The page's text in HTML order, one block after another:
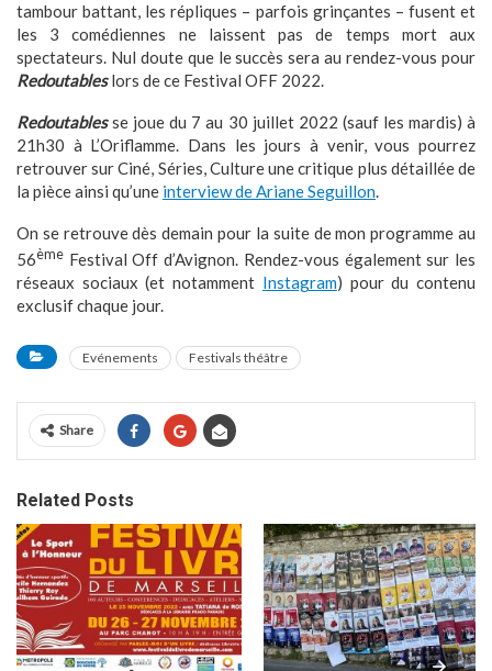
tambour battant, les répliques – parfois grinçantes – fusent et
les 3 comédiennes ne laissent pas de temps mort aux
spectateurs. Nul doute que le succès sera au rendez-vous pour
Redoutableslors de ce Festival OFF 2022.
Redoutablesse joue du 7 au 30 juillet 2022 (sauf les mardis) à
21h30 à L’Oriflamme. Dans les jours à venir, vous pourrez
retrouver sur Ciné, Séries, Culture une critique plus détaillée de
la pièce ainsi qu’une interview de Ariane Seguillon.
On se retrouve dès demain pour la suite de mon programme au
56ème Festival Off d’Avignon. Rendez-vous également sur les
réseaux sociaux (et notamment Instagram) pour du contenu
exclusif chaque jour.
Evénements Festivals théâtre
Share
Related Posts